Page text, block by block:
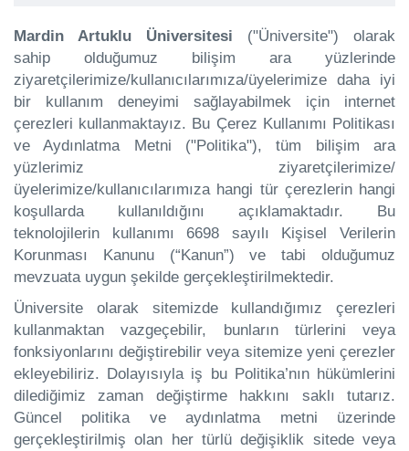
Mardin Artuklu Üniversitesi ("Üniversite") olarak
sahip olduğumuz bilişim ara yüzlerinde
ziyaretçilerimize/kullanıcılarımıza/üyelerimize daha iyi
bir kullanım deneyimi sağlayabilmek için internet
çerezleri kullanmaktayız. Bu Çerez Kullanımı Politikası
ve Aydınlatma Metni ("Politika"), tüm bilişim ara
yüzlerimiz ziyaretçilerimize/
üyelerimize/kullanıcılarımıza hangi tür çerezlerin hangi
koşullarda kullanıldığını açıklamaktadır. Bu
teknolojilerin kullanımı 6698 sayılı Kişisel Verilerin
Korunması Kanunu (“Kanun”) ve tabi olduğumuz
mevzuata uygun şekilde gerçekleştirilmektedir.
Üniversite olarak sitemizde kullandığımız çerezleri
kullanmaktan vazgeçebilir, bunların türlerini veya
fonksiyonlarını değiştirebilir veya sitemize yeni çerezler
ekleyebiliriz. Dolayısıyla iş bu Politika’nın hükümlerini
dilediğimiz zaman değiştirme hakkını saklı tutarız.
Güncel politika ve aydınlatma metni üzerinde
gerçekleştirilmiş olan her türlü değişiklik sitede veya